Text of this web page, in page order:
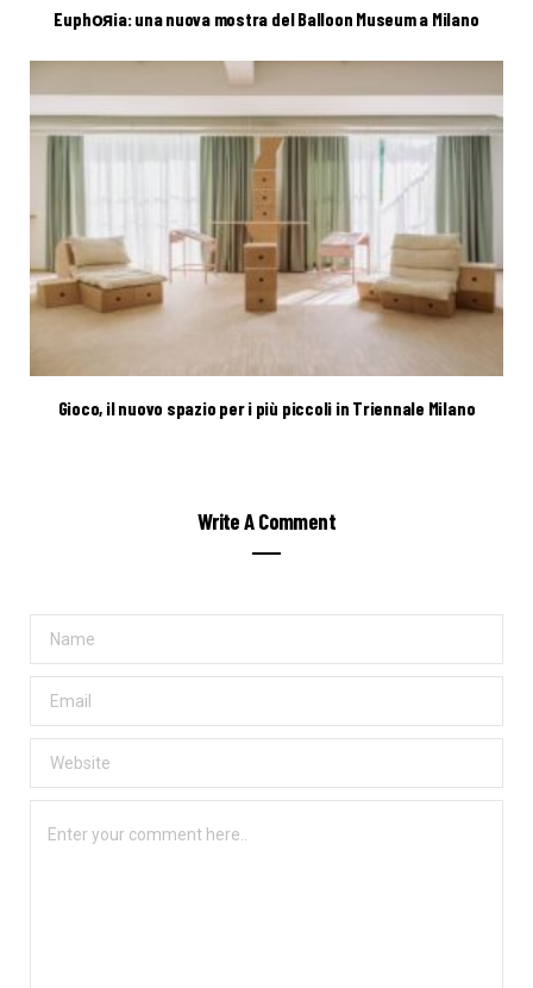
Euphояia: una nuova mostra del Balloon Museum a Milano
Gioco, il nuovo spazio per i più piccoli in Triennale Milano
Write A Comment